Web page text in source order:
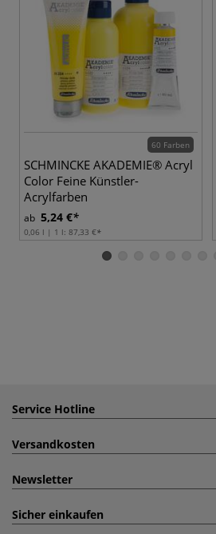
60 Farben
SCHMINCKE AKADEMIE® Acryl
Color Feine Künstler-
Acrylfarben
ab 5,24 €
0,06 l | 1 l: 87,33 €
Service Hotline
Versandkosten
Newsletter
Sicher einkaufen